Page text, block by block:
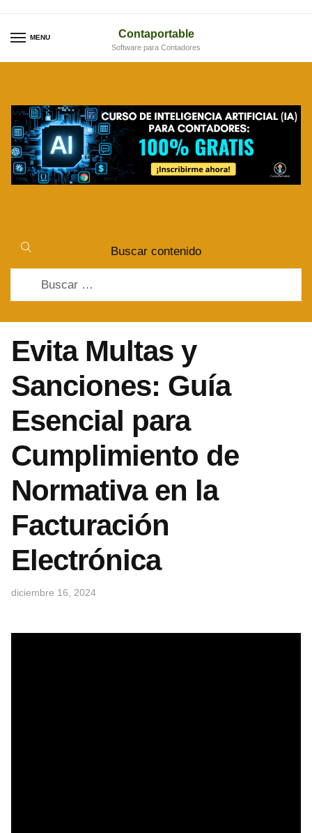
to
to
MENU Contaportable
Software para Contadores
Buscar contenido
Evita Multas y
Sanciones: Guía
Esencial para
Cumplimiento de
Normativa en la
Facturación
Electrónica
diciembre 16, 2024